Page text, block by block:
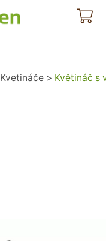
Kvetináče Květináč s